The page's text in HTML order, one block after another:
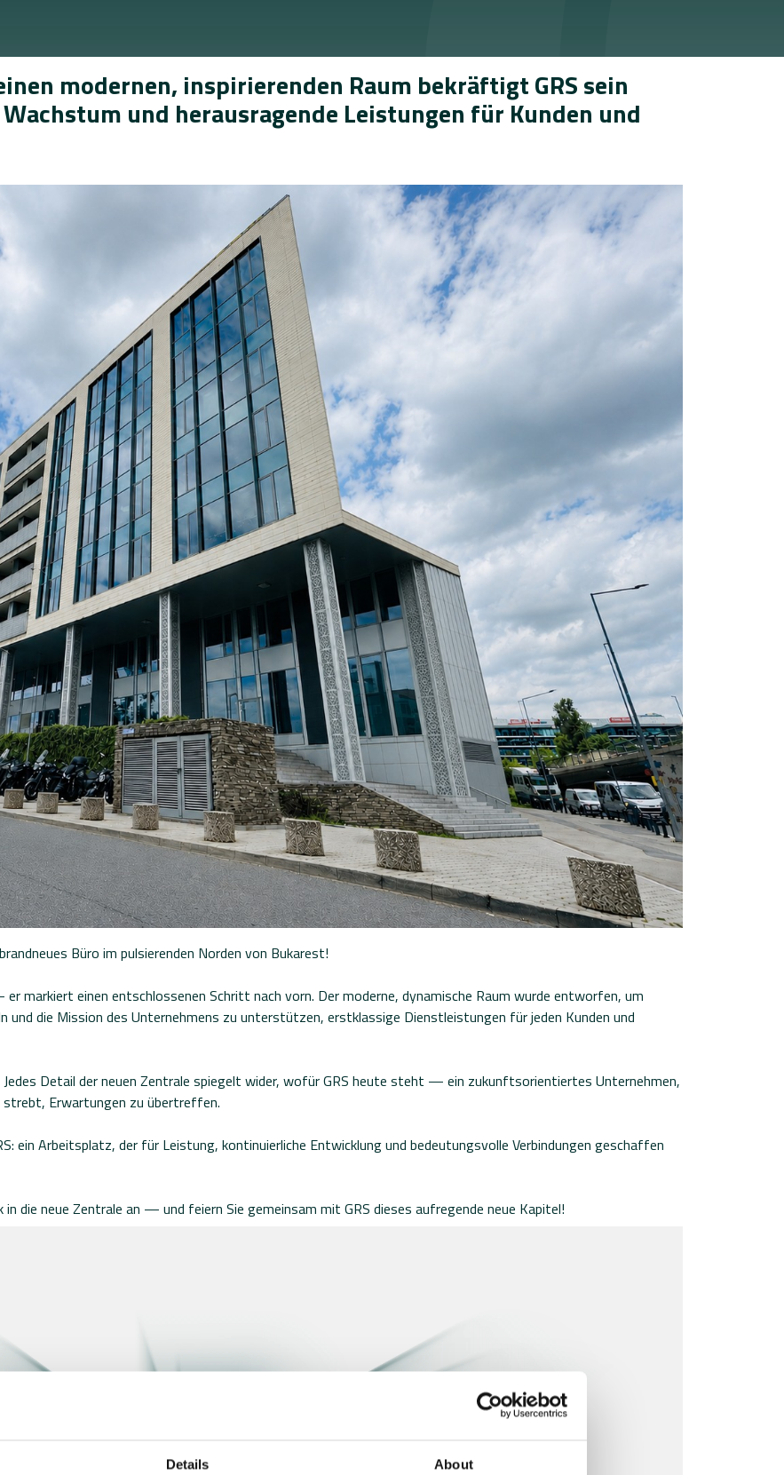
Details About
modernen, inspirierenden Raum bekräftigt GRS sein
und herausragende Leistungen für Kunden und
Büro im pulsierenden Norden von Bukarest!
markiert einen entschlossenen Schritt nach vorn. Der moderne, dynamische Raum wurde entworfen, um
die Mission des Unternehmens zu unterstützen, erstklassige Dienstleistungen für jeden Kunden und
Detail der neuen Zentrale spiegelt wider, wofür GRS heute steht — ein zukunftsorientiertes Unternehmen,
Erwartungen zu übertreffen.
ein Arbeitsplatz, der für Leistung, kontinuierliche Entwicklung und bedeutungsvolle Verbindungen geschaffen
in die neue Zentrale an — und feiern Sie gemeinsam mit GRS dieses aufregende neue Kapitel!